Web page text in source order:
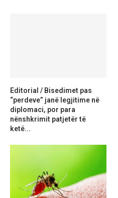
Editorial / Bisedimet pas
“perdeve” janë legjitime në
diplomaci, por para
nënshkrimit patjetër të
ketë...